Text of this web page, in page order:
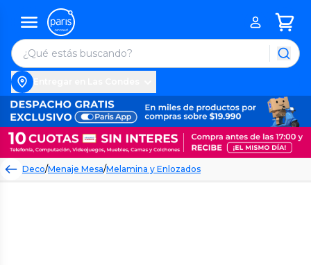
Deco/Menaje Mesa/Melamina y Enlozados